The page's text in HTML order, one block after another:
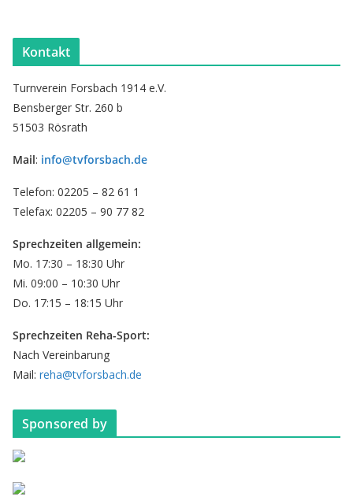
Kontakt
Turnverein Forsbach 1914 e.V.
Bensberger Str. 260 b
51503 Rösrath
Mail: info@tvforsbach.de
Telefon: 02205 – 82 61 1
Telefax: 02205 – 90 77 82
Sprechzeiten allgemein:
Mo. 17:30 – 18:30 Uhr
Mi. 09:00 – 10:30 Uhr
Do. 17:15 – 18:15 Uhr
Sprechzeiten Reha-Sport:
Nach Vereinbarung
Mail: reha@tvforsbach.de
Sponsored by